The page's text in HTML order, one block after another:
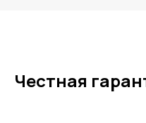
Честная